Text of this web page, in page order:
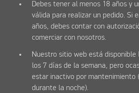
Debes tener al menos 18 años y
válida para realizar un pedido. Si
años, debes contar con
comerciar con nosotros.
Nuestro sitio web está disponible
los 7 días de la semana, pero
estar inactivo por mantenimiento
durante la noche).